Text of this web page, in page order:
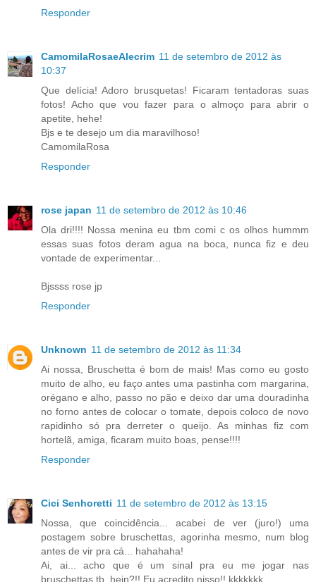
Responder
CamomilaRosaeAlecrim 11 de setembro de 2012 às
10:37
Que delícia! Adoro brusquetas! Ficaram tentadoras suas
fotos! Acho que vou fazer para o almoço para abrir o
apetite, hehe!
Bjs e te desejo um dia maravilhoso!
CamomilaRosa
Responder
rose japan 11 de setembro de 2012 às 10:46
Ola dri!!!! Nossa menina eu tbm comi c os olhos hummm
essas suas fotos deram agua na boca, nunca fiz e deu
vontade de experimentar...
Bjssss rose jp
Responder
Unknown 11 de setembro de 2012 às 11:34
Ai nossa, Bruschetta é bom de mais! Mas como eu gosto
muito de alho, eu faço antes uma pastinha com margarina,
orégano e alho, passo no pão e deixo dar uma douradinha
no forno antes de colocar o tomate, depois coloco de novo
rapidinho só pra derreter o queijo. As minhas fiz com
hortelã, amiga, ficaram muito boas, pense!!!!
Responder
Cici Senhoretti 11 de setembro de 2012 às 13:15
Nossa, que coincidência... acabei de ver (juro!) uma
postagem sobre bruschettas, agorinha mesmo, num blog
antes de vir pra cá... hahahaha!
Ai, ai... acho que é um sinal pra eu me jogar nas
bruschettas tb, hein?!! Eu acredito nisso!! kkkkkkk...